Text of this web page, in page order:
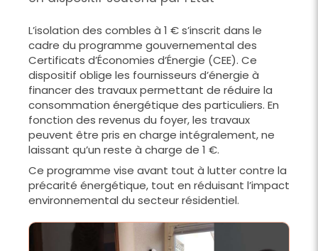
L’isolation des combles à 1 € s’inscrit dans le
cadre du programme gouvernemental des
Certificats d’Économies d’Énergie (CEE). Ce
dispositif oblige les fournisseurs d’énergie à
financer des travaux permettant de réduire la
consommation énergétique des particuliers. En
fonction des revenus du foyer, les travaux
peuvent être pris en charge intégralement, ne
laissant qu’un reste à charge de 1 €.
Ce programme vise avant tout à lutter contre la
précarité énergétique, tout en réduisant l’impact
environnemental du secteur résidentiel.